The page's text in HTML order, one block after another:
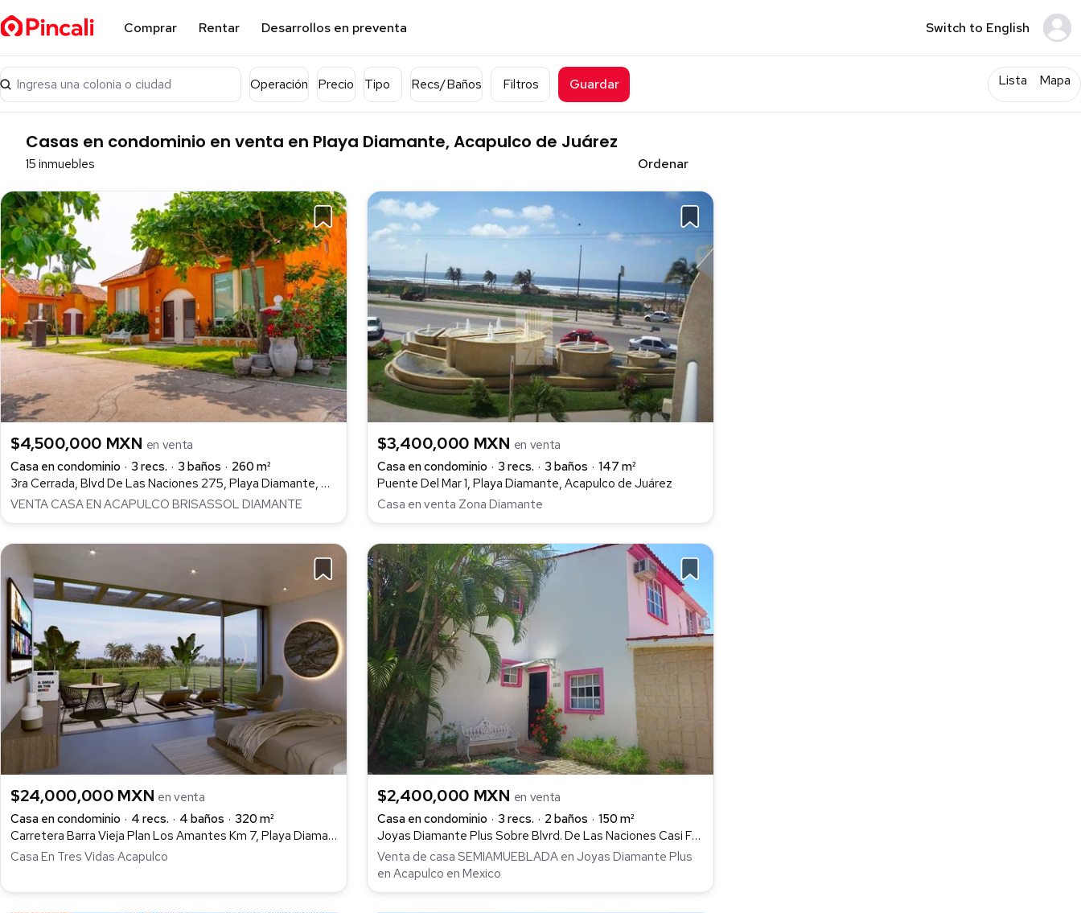
Comprar Rentar Desarrollos en preventa Switch to English
Ingresa una colonia o ciudad Operación Precio Tipo Recs/Baños Filtros Guardar Lista Mapa
Casas en condominio en venta en Playa Diamante, Acapulco de Juárez
15 inmuebles Ordenar
$4,500,000 MXN en venta
Casa en condominio
3 recs. 3 baños
260 m²
3ra Cerrada, Blvd De Las Naciones 275, Playa Diamante, Acapulco de Juárez
VENTA CASA EN ACAPULCO BRISASSOL DIAMANTE
$3,400,000 MXN en venta
Casa en condominio
3 recs. 3 baños
147 m²
Puente Del Mar 1, Playa Diamante, Acapulco de Juárez
Casa en venta Zona Diamante
$24,000,000 MXN en venta
Casa en condominio
4 recs. 4 baños
320 m²
Carretera Barra Vieja Plan Los Amantes Km 7, Playa Diamante, Acapulco de Juárez
Casa En Tres Vidas Acapulco
$2,400,000 MXN en venta
Casa en condominio
3 recs. 2 baños
150 m²
Joyas Diamante Plus Sobre Blvrd. De Las Naciones Casi Frente Al Hotel Princess Mundo Imperial 111, Playa Diamante, Acapulco de Juárez
Venta de casa SEMIAMUEBLADA en Joyas Diamante Plus
en Acapulco en Mexico